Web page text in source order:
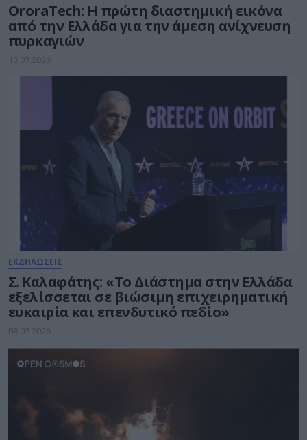
OroraTech: Η πρώτη διαστημική εικόνα
από την Ελλάδα για την άμεση ανίχνευση
πυρκαγιών
13.07.2026
ΕΚΔΗΛΩΣΕΙΣ
Σ. Καλαφάτης: «Το Διάστημα στην Ελλάδα
εξελίσσεται σε βιώσιμη επιχειρηματική
ευκαιρία και επενδυτικό πεδίο»
08.07.2026